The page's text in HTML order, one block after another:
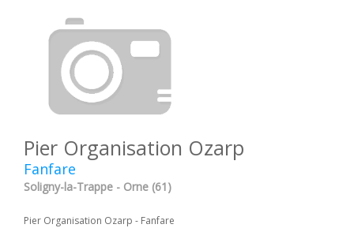
Pier Organisation Ozarp
Fanfare
Soligny-la-Trappe - Orne (61)
Pier Organisation Ozarp - Fanfare